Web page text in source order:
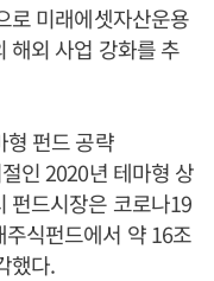
로 미래에셋자산운용
해외 사업 강화를 추
펀드 공략
인 2020년 테마형 상
펀드시장은 코로나19
식펀드에서 약 16조
했다.